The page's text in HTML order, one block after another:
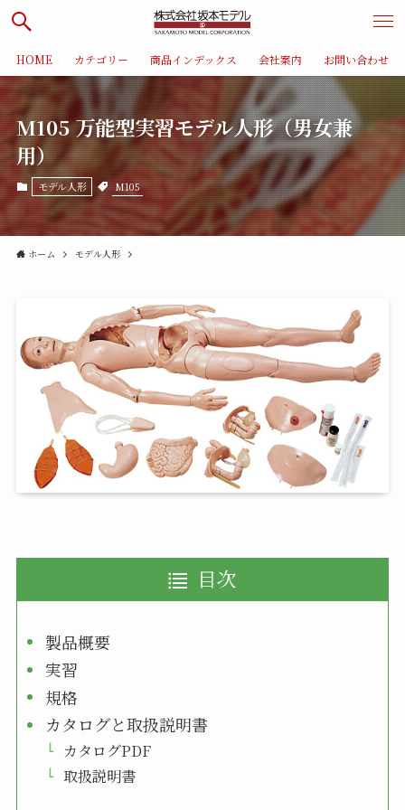
HOME カテゴリー 商品インデックス 会社案内 お問い合わせ
M105 万能型実習モデル人形（男女兼
用）
モデル人形 M105
ホーム モデル人形
目次
製品概要
実習
規格
カタログと取扱説明書
カタログPDF
取扱説明書